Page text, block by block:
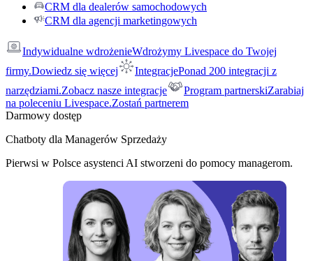
CRM dla dealerów samochodowych
CRM dla agencji marketingowych
Indywidualne wdrożenieWdrożymy Livespace do Twojej
firmy.Dowiedz się więcej IntegracjePonad 200 integracji z
narzędziami.Zobacz nasze integracje Program partnerskiZarabiaj
na poleceniu Livespace.Zostań partnerem
Darmowy dostęp
Chatboty dla Managerów Sprzedaży
Pierwsi w Polsce asystenci AI stworzeni do pomocy managerom.